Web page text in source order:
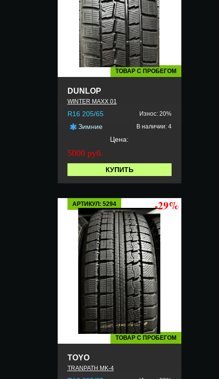
ТОВАР С ПРОБЕГОМ
DUNLOP
WINTER MAXX 01
R16 205/65 Износ: 20%
Зимние В наличии: 4
Цена:
5000 руб.
КУПИТЬ
АРТИКУЛ: 5294 -29%
ТОВАР С ПРОБЕГОМ
TOYO
TRANPATH MK-4